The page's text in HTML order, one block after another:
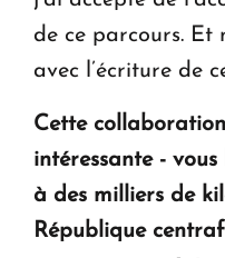
de ce parcours.
avec l’écriture de
Cette
intéressante -
à des milliers de
République